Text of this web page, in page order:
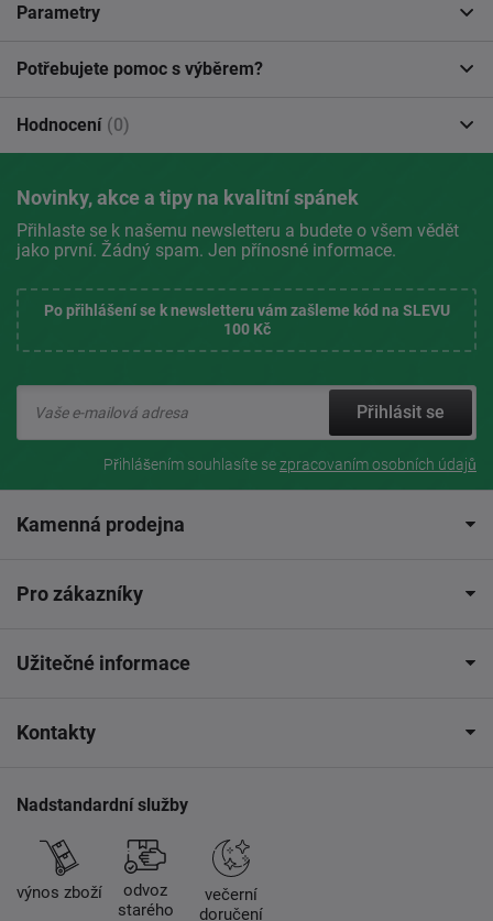
Parametry
Potřebujete pomoc s výběrem?
Hodnocení (0)
Novinky, akce a tipy na kvalitní spánek
Přihlaste se k našemu newsletteru a budete o všem vědět
jako první. Žádný spam. Jen přínosné informace.
Po přihlášení se k newsletteru vám zašleme kód na SLEVU
100 Kč
Přihlásit se
Přihlášením souhlasíte sezpracovaním osobních údajů
Kamenná prodejna
Pro zákazníky
Užitečné informace
Kontakty
Nadstandardní služby
výnos zboží
odvoz
starého
večerní
doručení